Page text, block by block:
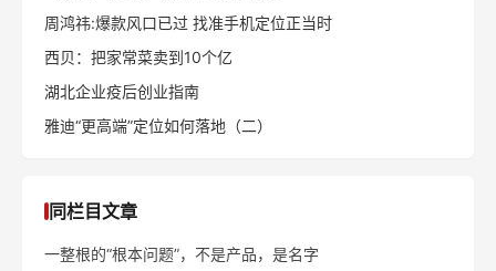
周鸿祎:爆款风口已过 找准手机定位正当时
西贝：把家常菜卖到10个亿
湖北企业疫后创业指南
雅迪“更高端”定位如何落地（二）
同栏目文章
一整根的“根本问题”，不是产品，是名字